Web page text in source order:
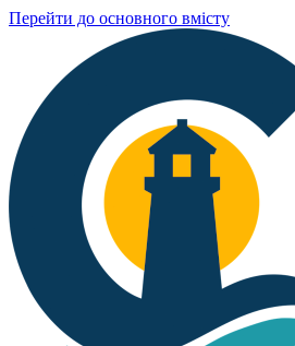
Перейти до основного вмісту